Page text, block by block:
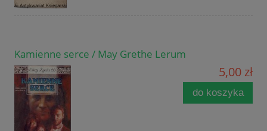
Kamienne serce / May Grethe Lerum
5,00 zł
do koszyka